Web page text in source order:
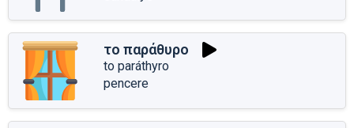
το παράθυρο
to paráthyro
pencere